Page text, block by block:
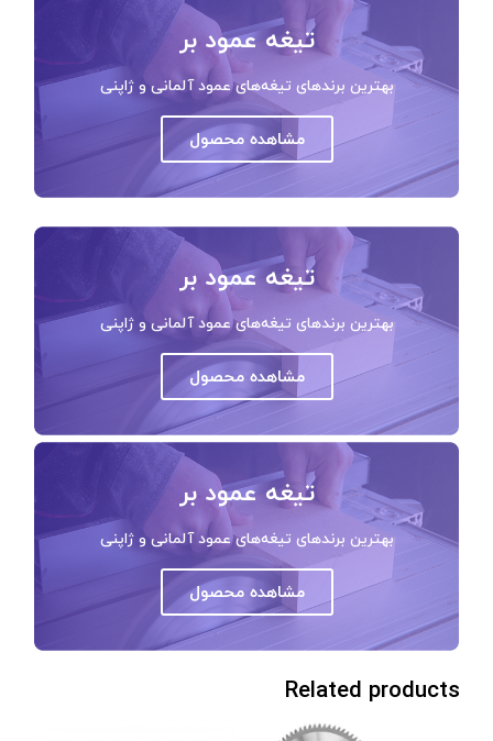
تیغه عمود بر
بهترین برندهای تیغه‌های عمود آلمانی و ژاپنی
مشاهده محصول
تیغه عمود بر
بهترین برندهای تیغه‌های عمود آلمانی و ژاپنی
مشاهده محصول
تیغه عمود بر
بهترین برندهای تیغه‌های عمود آلمانی و ژاپنی
مشاهده محصول
Related products